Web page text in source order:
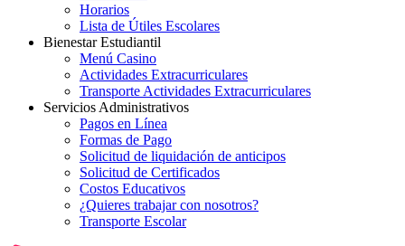
Horarios
Lista de Útiles Escolares
Bienestar Estudiantil
Menú Casino
Actividades Extracurriculares
Transporte Actividades Extracurriculares
Servicios Administrativos
Pagos en Línea
Formas de Pago
Solicitud de liquidación de anticipos
Solicitud de Certificados
Costos Educativos
¿Quieres trabajar con nosotros?
Transporte Escolar